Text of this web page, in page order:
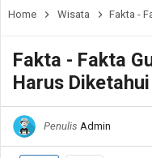
Home Wisata Fakta -
Fakta - Fakta
Harus
Penulis Admin